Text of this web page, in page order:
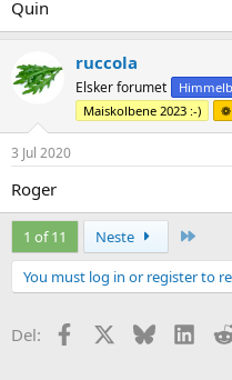
Quin
ruccola
Elsker forumet
Maiskolbene 2023 :-)
❁
3 Jul 2020
Roger
1 of 11 Neste
You must log in or register to
Del: Facebook Bluesky